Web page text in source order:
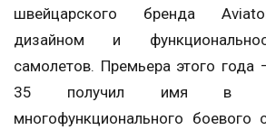
швейцарского бренда
дизайном и
самолетов. Премьера этого года
35 получил имя в
многофункционального боевого